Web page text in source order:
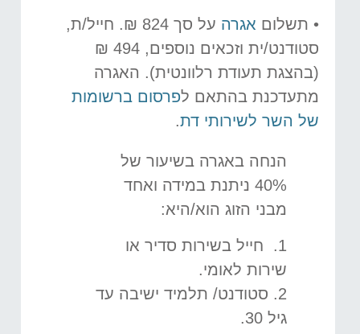
• תשלום אגרה
על סך 824 ₪. חייל/ת,
סטודנט/ית וזכאים נוספים, 494 ₪
(בהצגת תעודת רלוונטית). האגרה
מתעדכנת בהתאם לפרסום ברשומות
של השר לשירותי דת.
הנחה באגרה בשיעור של
40% ניתנת במידה ואחד
מבני הזוג הוא/היא:
1. חייל בשירות סדיר או
שירות לאומי.
2. סטודנט/ תלמיד ישיבה עד
גיל 30.